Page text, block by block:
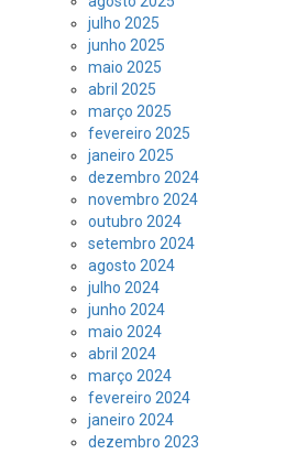
julho 2025
junho 2025
maio 2025
abril 2025
março 2025
fevereiro 2025
janeiro 2025
dezembro 2024
novembro 2024
outubro 2024
setembro 2024
agosto 2024
julho 2024
junho 2024
maio 2024
abril 2024
março 2024
fevereiro 2024
janeiro 2024
dezembro 2023